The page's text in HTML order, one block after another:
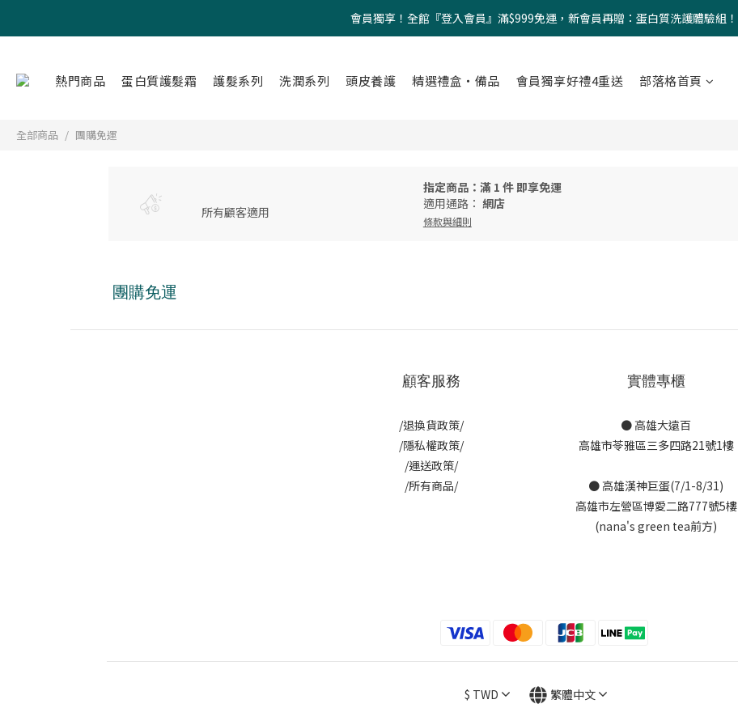
會員獨享！全館『登入會員』滿$999免運，新會員再贈：蛋白質洗護體驗組！
熱門商品 蛋白質護髮霜 護髮系列 洗潤系列 頭皮養護 精選禮盒・備品 會員獨享好禮4重送 部落格首頁
全部商品 團購免運
所有顧客適用
指定商品：滿 1 件 即享免運
適用通路： 網店
條款與細則
團購免運
顧客服務
/退換貨政策/
/隱私權政策/
/運送政策/
/所有商品/
實體專櫃
● 高雄大遠百
高雄市苓雅區三多四路21號1樓
● 高雄漢神巨蛋(7/1-8/31)
高雄市左營區博愛二路777號5樓
(nana's green tea前方)
$ TWD 繁體中文